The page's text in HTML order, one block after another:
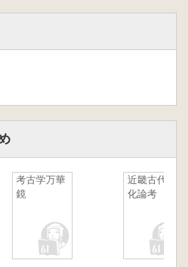
考古学万華
鏡
近畿古代文
化論考